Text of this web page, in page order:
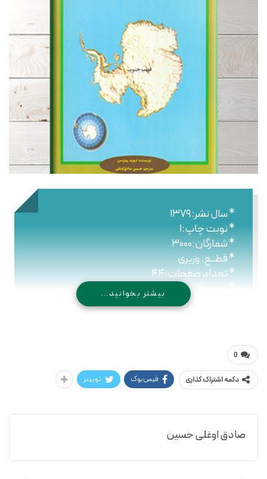
* سال نشر:۱۳۷۹
* نوبت چاپ:۱
* شمارگان:۳۰۰۰
* قطــع: وزیری
* تعداد صفحات:۴۴
* نـوع جلـد: شومیزبیشتر بخوانید...
0
دکمه اشتراک گذاری فیس‌بوک توییتر
صادق اوغلی حسین